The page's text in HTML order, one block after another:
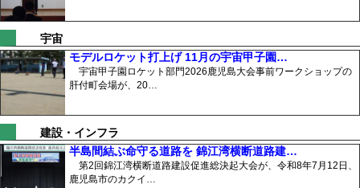
宇宙
モデルロケット打上げ 11月の宇宙甲子園…
宇宙甲子園ロケット部門2026鹿児島大会事前ワークショップの
肝付町会場が、20…
建設・インフラ
半島間結ぶ命守る道路を 錦江湾横断道路建…
第2回錦江湾横断道路建設促進総決起大会が、令和8年7月12日、
鹿児島市のカクイ…